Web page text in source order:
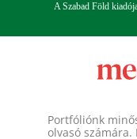
A Szabad Föld
Portfóliónk
olvasó